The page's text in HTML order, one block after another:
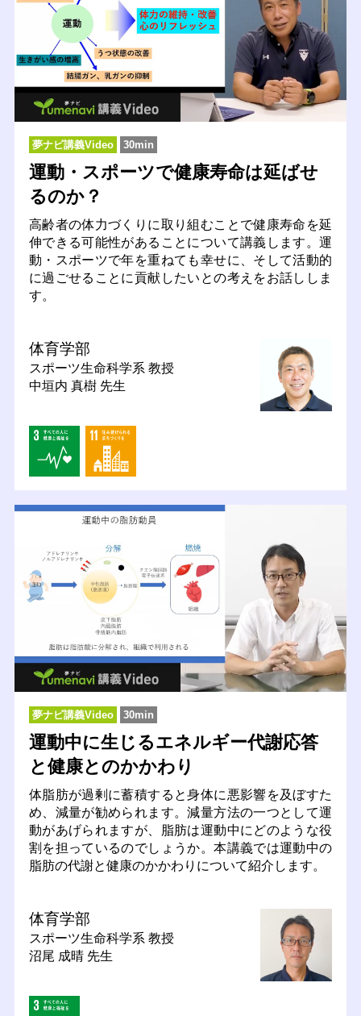
夢ナビ講義Video 30min
運動・スポーツで健康寿命は延ばせ
るのか？
高齢者の体力づくりに取り組むことで健康寿命を延
伸できる可能性があることについて講義します。運
動・スポーツで年を重ねても幸せに、そして活動的
に過ごせることに貢献したいとの考えをお話ししま
す。
体育学部
スポーツ生命科学系 教授
中垣内 真樹 先生
夢ナビ講義Video 30min
運動中に生じるエネルギー代謝応答
と健康とのかかわり
体脂肪が過剰に蓄積すると身体に悪影響を及ぼすた
め、減量が勧められます。減量方法の一つとして運
動があげられますが、脂肪は運動中にどのような役
割を担っているのでしょうか。本講義では運動中の
脂肪の代謝と健康のかかわりについて紹介します。
体育学部
スポーツ生命科学系 教授
沼尾 成晴 先生